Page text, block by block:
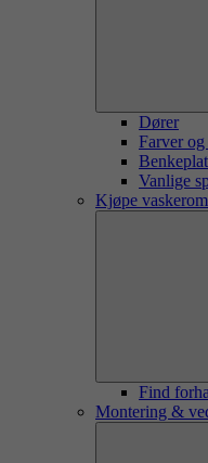
Dører
Farver
Vanlige
Kjøpe vaskerom
Find
Montering &